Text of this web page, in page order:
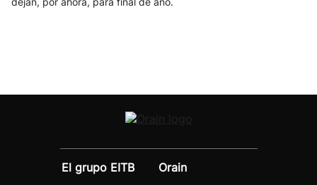
El grupo EITB
Orain